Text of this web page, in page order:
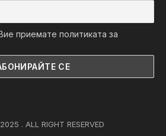
приемате политиката за
. ALL RIGHT RESERVED